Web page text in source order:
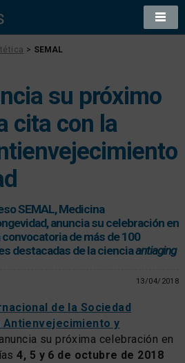
> SEMAL
su próximo
cita con la
SEMAL, Medicina
anuncia su celebración en
de más de 100
destacadas de la cienciaantiaging
13/04/2018
de la Sociedad
Antienvejecimiento y
su próxima celebración en
4, 5 y 6 de octubre de 2018